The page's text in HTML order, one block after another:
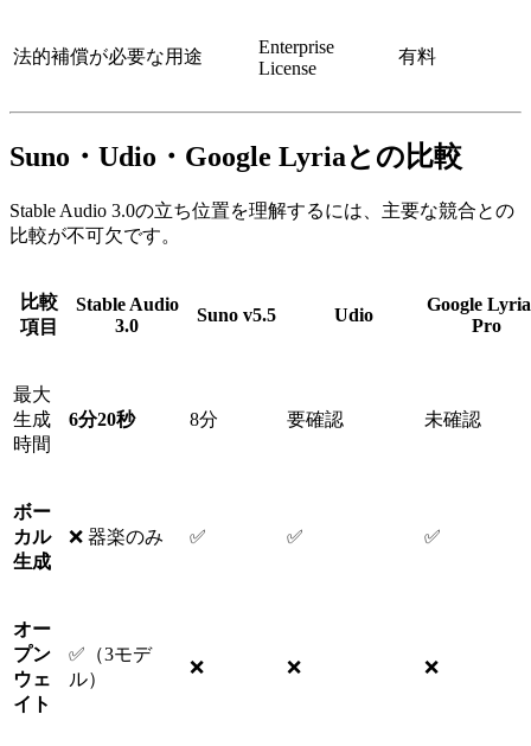
法的補償が必要な用途
Enterprise
License
有料
Suno・Udio・Google Lyriaとの比較
Stable Audio 3.0の立ち位置を理解するには、主要な競合との
比較が不可欠です。
比較
項目
Stable Audio
3.0
Suno v5.5 Udio
Google
Pro
最大
生成
時間
6分20秒 8分 要確認 未確認
ボー
カル
生成
❌ 器楽のみ ✅ ✅ ✅
オー
プン
ウェ
イト
✅（3モデ
ル）
❌ ❌ ❌